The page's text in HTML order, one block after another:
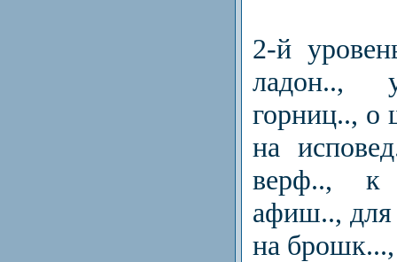
2-й
ладон..,
горниц.., о
на
верф.., к
афиш.., для
на